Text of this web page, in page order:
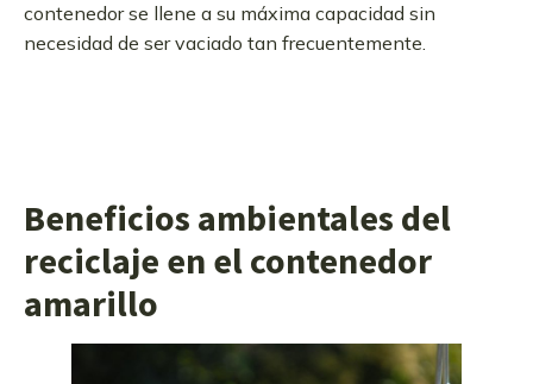
contenedor se llene a su máxima capacidad sin
necesidad de ser vaciado tan frecuentemente.
Beneficios ambientales del
reciclaje en el contenedor
amarillo